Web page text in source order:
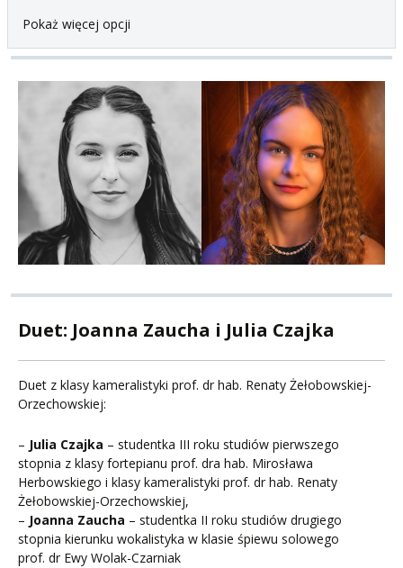
Pokaż więcej opcji
Duet: Joanna Zaucha i Julia Czajka
Duet z klasy kameralistyki prof. dr hab. Renaty Żełobowskiej-
Orzechowskiej:
– Julia Czajka – studentka III roku studiów pierwszego
stopnia z klasy fortepianu prof. dra hab. Mirosława
Herbowskiego i klasy kameralistyki prof. dr hab. Renaty
Żełobowskiej-Orzechowskiej,
– Joanna Zaucha – studentka II roku studiów drugiego
stopnia kierunku wokalistyka w klasie śpiewu solowego
prof. dr Ewy Wolak-Czarniak